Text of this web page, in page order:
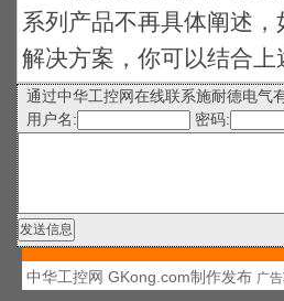
系列产品不再具体阐述
解决方案，你可以结合
通过中华工控网在线联系施耐德电气
用户名:
密码:
中华工控网 GKong.com制作发布 广